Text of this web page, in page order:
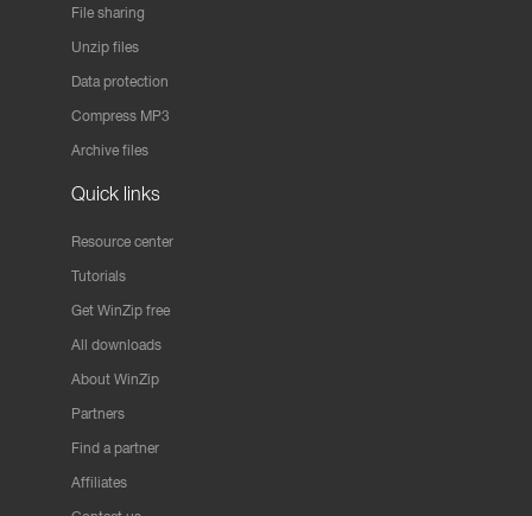
File sharing
Unzip files
Data protection
Compress MP3
Archive files
Quick links
Resource center
Tutorials
Get WinZip free
All downloads
About WinZip
Partners
Find a partner
Affiliates